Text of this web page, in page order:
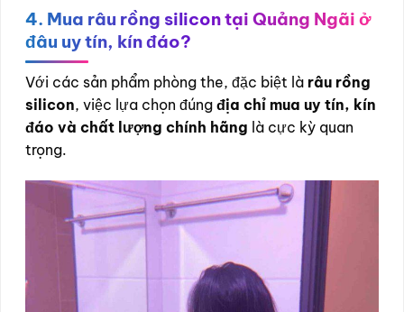
4. Mua râu rồng silicon tại Quảng Ngãi ở
đâu uy tín, kín đáo?
Với các sản phẩm phòng the, đặc biệt là râu rồng
silicon, việc lựa chọn đúng địa chỉ mua uy tín, kín
đáo và chất lượng chính hãng là cực kỳ quan
trọng.